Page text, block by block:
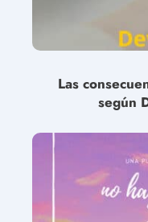
Las
según